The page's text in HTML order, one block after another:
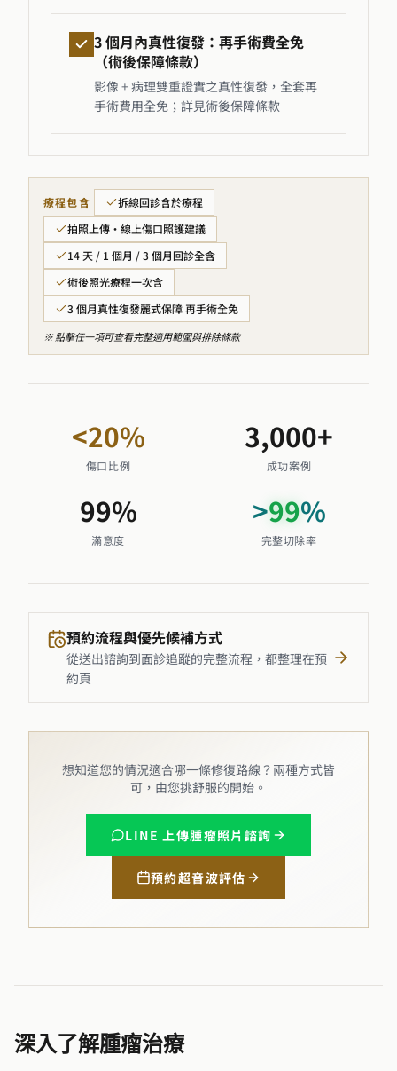
3 個月內真性復發：再手術費全免
（術後保障條款）
影像 + 病理雙重證實之真性復發，全套再
手術費用全免；詳見術後保障條款
療程包含
拆線回診含於療程
拍照上傳・線上傷口照護建議
14 天 / 1 個月 / 3 個月回診全含
術後照光療程一次含
3 個月真性復發麗式保障 再手術全免
※ 點擊任一項可查看完整適用範圍與排除條款
<20%
傷口比例
3,000+
成功案例
99%
滿意度
>99%
完整切除率
預約流程與優先候補方式
從送出諮詢到面診追蹤的完整流程，都整理在預
約頁
想知道您的情況適合哪一條修復路線？兩種方式皆
可，由您挑舒服的開始。
LINE 上傳腫瘤照片諮詢
預約超音波評估
深入了解腫瘤治療